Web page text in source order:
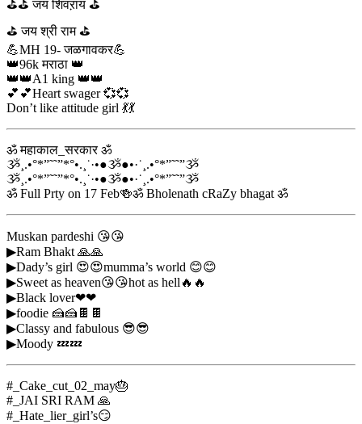
⛳⛳ जय शिवऱाय ⛳
⛳ जय श्री राम ⛳
💪MH 19- जळगावकर💪
👑96k मराठा 👑
👑👑A1 king 👑👑
💕💕Heart swager 💞💞
Don’t like attitude girl 💃💃
ॐ महाकाल_सरकार ॐ
ૐ¸.•°*”˜˜”*°•.¸˙·•●ૐ●•·˙¸.•°*”˜˜”ૐ
ૐ¸.•°*”˜˜”*°•.¸˙·•●ૐ●•·˙¸.•°*”˜˜”ૐ
ॐ Full Prty on 17 Feb🍻ॐ Bholenath cRaZy bhagat ॐ
Muskan pardeshi 😘😘
▶Ram Bhakt 🙏🙏
▶Dady’s girl 😍😍mumma’s world 😊😊
▶Sweet as heaven😘😘hot as hell🔥🔥
▶Black lover❤❤
▶foodie 🍰🍰🍫🍫
▶Classy and fabulous 😎😎
▶Moody 💤💤
#_Cake_cut_02_may🎂
#_JAI SRI RAM 🙏
#_Hate_lier_girl’s😏